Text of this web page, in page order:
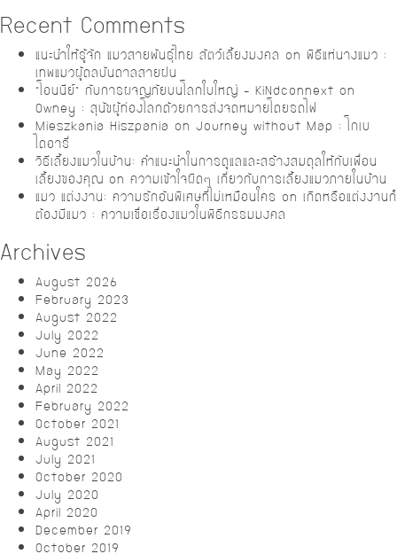
Recent Comments
แนะนำให้รู้จัก แมวสายพันธุ์ไทย สัตว์เลี้ยงมงคล on พิธีแห่นางแมว :
เทพแมวผู้ดลบันดาลสายฝน
“โอนนีย์” กับการผจญภัยบนโลกใบใหญ่ – KiNdconnext on
Owney : สุนัขผู้ท่องโลกด้วยการส่งจดหมายโดยรถไฟ
Mieszkania Hiszpania on Journey without Map : โกเบ
ไดอารี่
วิธีเลี้ยงแมวในบ้าน: คำแนะนำในการดูแลและสร้างสมดุลให้กับเพื่อน
เลี้ยงของคุณ on ความเข้าใจผิดๆ เกี่ยวกับการเลี้ยงแมวภายในบ้าน
แมว แต่งงาน: ความรักอันพิเศษที่ไม่เหมือนใคร on เกิดหรือแต่งงานก็
ต้องมีแมว : ความเชื่อเรื่องแมวในพิธีกรรมมงคล
Archives
August 2026
February 2023
August 2022
July 2022
June 2022
May 2022
April 2022
February 2022
October 2021
August 2021
July 2021
October 2020
July 2020
April 2020
December 2019
October 2019